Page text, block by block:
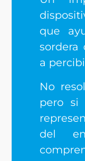
que
sordera
a
No
pero si
del